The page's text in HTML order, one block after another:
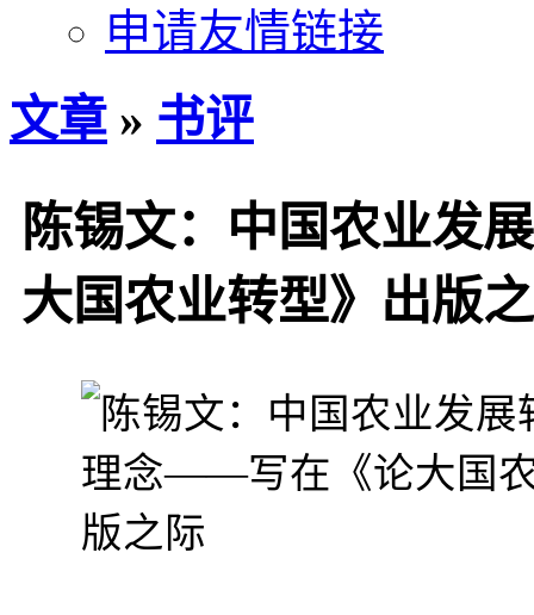
申请友情链接
文章 » 书评
陈锡文：中国农业发
大国农业转型》出版